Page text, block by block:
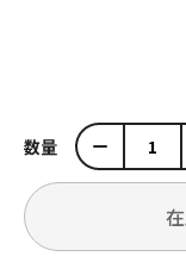
数量